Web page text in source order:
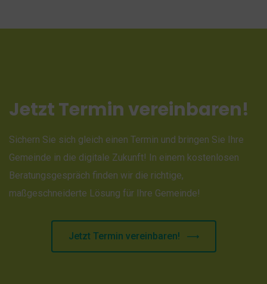
Jetzt Termin vereinbaren!
Sichern Sie sich gleich einen Termin und bringen Sie Ihre
Gemeinde in die digitale Zukunft! In einem kostenlosen
Beratungsgespräch finden wir die richtige,
maßgeschneiderte Lösung für Ihre Gemeinde!
Jetzt Termin vereinbaren!